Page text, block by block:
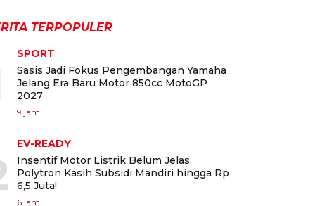
TERPOPULER
SPORT
Sasis Jadi Fokus Pengembangan Yamaha
Jelang Era Baru Motor 850cc MotoGP
2027
9 jam
EV-READY
Insentif Motor Listrik Belum Jelas,
Polytron Kasih Subsidi Mandiri hingga Rp
6,5 Juta!
6 jam